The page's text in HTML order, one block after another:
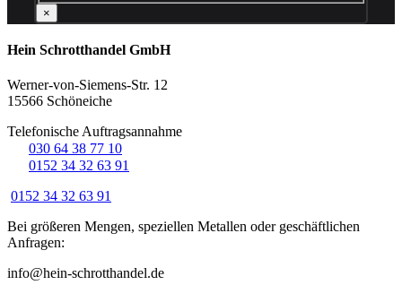
×
Hein Schrotthandel GmbH
Werner-von-Siemens-Str. 12
15566 Schöneiche
Telefonische Auftragsannahme
030 64 38 77 10
0152 34 32 63 91
0152 34 32 63 91
Bei größeren Mengen, speziellen Metallen oder geschäftlichen
Anfragen:
info@hein-schrotthandel.de